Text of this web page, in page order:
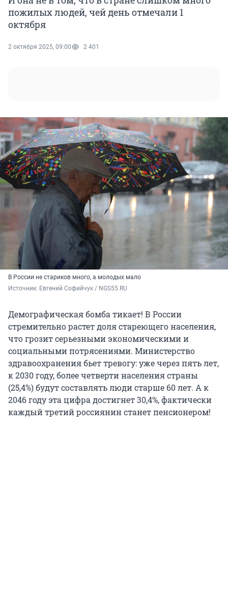
пожилых людей, чей день отмечали 1
октября
2 октября 2025, 09:00 2 401
В России не стариков много, а молодых мало
Источник: Евгений Софийчук / NGS55.RU
Демографическая бомба тикает! В России
стремительно растет доля стареющего населения,
что грозит серьезными экономическими и
социальными потрясениями. Министерство
здравоохранения бьет тревогу: уже через пять лет,
к 2030 году, более четверти населения страны
(25,4%) будут составлять люди старше 60 лет. А к
2046 году эта цифра достигнет 30,4%, фактически
каждый третий россиянин станет пенсионером!